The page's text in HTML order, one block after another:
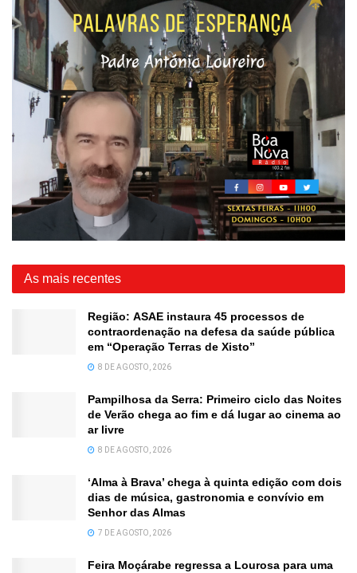
As mais recentes
Região: ASAE instaura 45 processos de
contraordenação na defesa da saúde pública
em “Operação Terras de Xisto”
8 DE AGOSTO, 2026
Pampilhosa da Serra: Primeiro ciclo das Noites
de Verão chega ao fim e dá lugar ao cinema ao
ar livre
8 DE AGOSTO, 2026
‘Alma à Brava’ chega à quinta edição com dois
dias de música, gastronomia e convívio em
Senhor das Almas
7 DE AGOSTO, 2026
Feira Moçárabe regressa a Lourosa para uma